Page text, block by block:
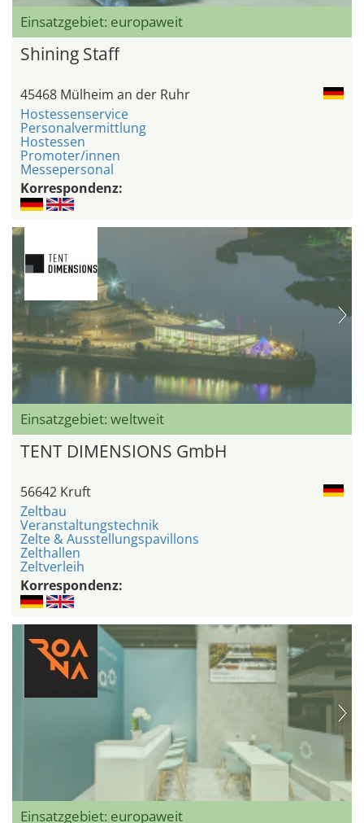
Einsatzgebiet: europaweit
Shining Staff
45468 Mülheim an der Ruhr
Hostessenservice
Personalvermittlung
Hostessen
Promoter/innen
Messepersonal
Korrespondenz:
Einsatzgebiet: weltweit
TENT DIMENSIONS GmbH
56642 Kruft
Zeltbau
Veranstaltungstechnik
Zelte & Ausstellungspavillons
Zelthallen
Zeltverleih
Korrespondenz:
Einsatzgebiet: europaweit